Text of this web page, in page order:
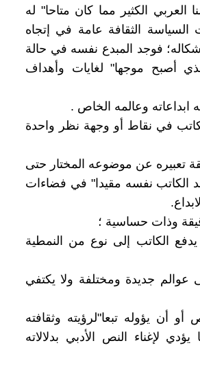
الكثير مما كان متاحا" له
السياسة الثقافة عامة في إتجاه
فوجد المبدع نفسه في حالة
أصبح موجها" لغايات وأهداف
ابداعاته وعالمه الخاص .
في نقاط أو وجهة نظر واحدة
تعبيره عن موضوعه المختار حتى
الكاتب نفسه مقيدا" في فضاءات
وذات حساسية ؛
الكاتب إلى نوع من النمطية
عوالم جديدة ومختلفة ولا يكتفي
أن يؤوله تبعا"لرؤيته وثقافته
لإغناء النص الأدبي بدلالاته